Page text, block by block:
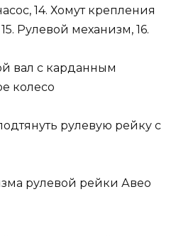
14. Хомут крепления
Рулевой механизм, 16.
вал с карданным
колесо
рулевой рейки Авео